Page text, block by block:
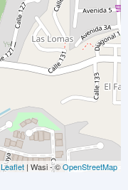
Leaflet | Wasi - ©OpenStreetMap